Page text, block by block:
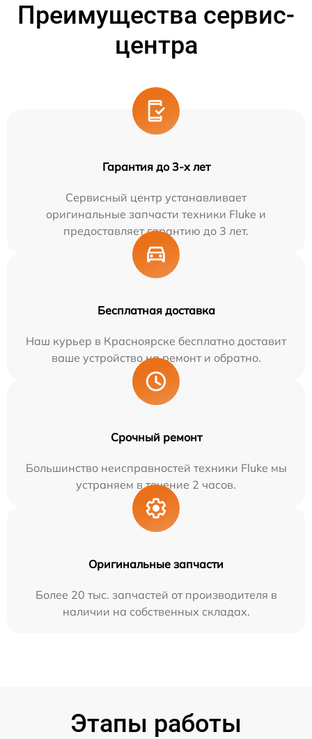
Преимущества сервис-
центра
Гарантия до 3-х лет
Сервисный центр устанавливает
оригинальные запчасти техники Fluke и
предоставляет гарантию до 3 лет.
Бесплатная доставка
Наш курьер в Красноярске бесплатно доставит
ваше устройство на ремонт и обратно.
Срочный ремонт
Большинство неисправностей техники Fluke мы
устраняем в течение 2 часов.
Оригинальные запчасти
Более 20 тыс. запчастей от производителя в
наличии на собственных складах.
Этапы работы